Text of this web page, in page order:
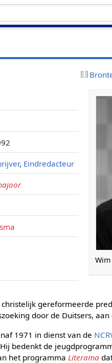
, Eindredacteur
gereformeerde
door de Duitsers,
1971 in dienst van de
bedenkt de
het programma Literama